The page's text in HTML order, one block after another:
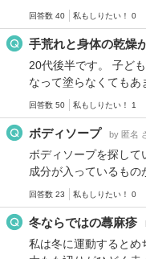
回答数 40 私もしりたい！ 0
手荒れと身体の乾燥
20代後半です。 子ど
なって塗らなくてもあ
回答数 50 私もしりたい！ 1
ボディソープ by 匿名
ボディソープを探し
成分が入っているもの
回答数 23 私もしりたい！ 0
冬ならではの蕁麻疹
私は冬に運動するとめ